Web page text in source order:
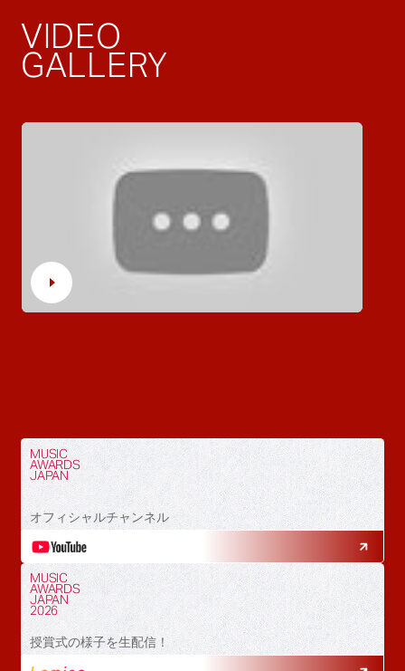
VIDEO
GALLERY
MUSIC
AWARDS
JAPAN
オフィシャルチャンネル
MUSIC
AWARDS
JAPAN
2026
授賞式の様子を生配信！